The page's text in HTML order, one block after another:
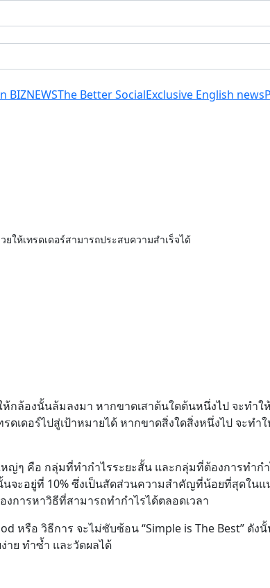
BIZNEWSThe Better SocialExclusive English news
ห้เทรดเดอร์สามารถประสบความสำเร็จได้
องนั้นล้มลงมา หากขาดเสาต้นใดต้นหนึ่งไป จะทำใ
เดอร์ไปสู่เป้าหมายได้ หากขาดสิ่งใดสิ่งหนึ่งไป จะทำ
ญ่ๆ คือ กลุ่มที่ทำกำไรระยะสั้น และกลุ่มที่ต้องการทำก
ะอยู่ที่ 10% ซึ่งเป็นสัดส่วนความสำคัญที่น้อยที่สุดในแ
การหาวิธีที่สามารถทำกำไรได้ตลอดเวลา
หรือ วิธีการ จะไม่ซับซ้อน “Simple is The Best” ดัง
าย ทำซ้ำ และวัดผลได้